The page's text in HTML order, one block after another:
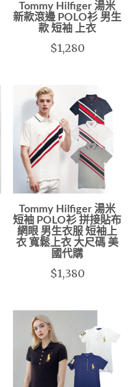
Tommy Hilfiger 湯米
新款滾邊 POLO衫 男生
款 短袖 上衣
$1,280
Tommy Hilfiger 湯米
短袖 POLO衫 拼接貼布
網眼 男生衣服 短袖上
衣 寬鬆上衣 大尺碼 美
國代購
$1,380